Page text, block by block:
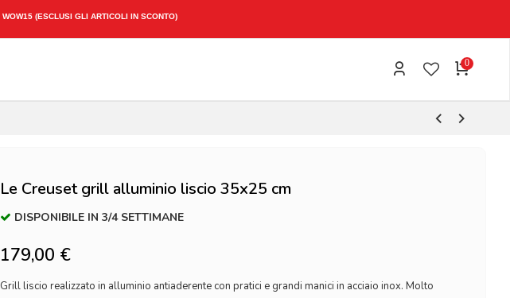
WOW15(ESCLUSI GLI ARTICOLI IN SCONTO)
0
Le Creuset grill alluminio liscio 35x25 cm
DISPONIBILE IN 3/4 SETTIMANE
179,00 €
Grill liscio realizzato in alluminio antiaderente con pratici e grandi manici in acciaio inox. Molto